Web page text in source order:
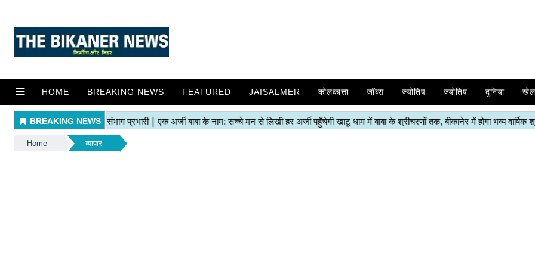
HOME BREAKING NEWS FEATURED JAISALMER कोलकात्ता जॉब्स ज्योतिष ज्योतिष दुनिया खेल
Home व्यापार